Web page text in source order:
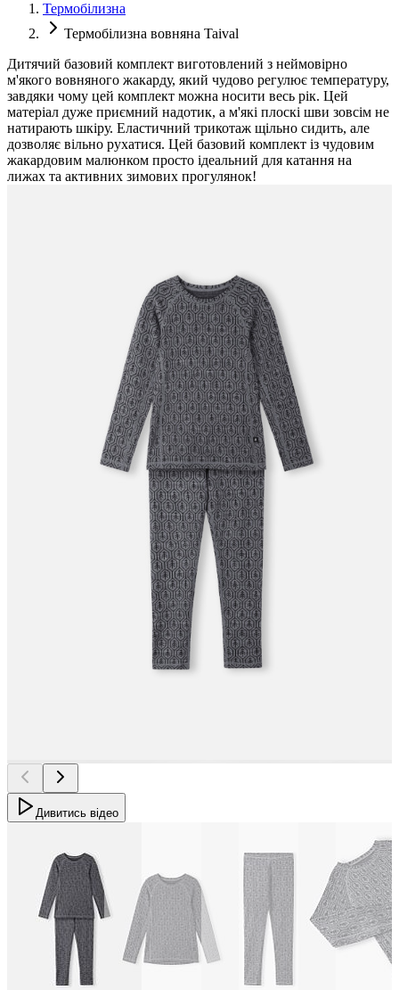
Термобілизна
Термобілизна вовняна Taival
Дитячий базовий комплект виготовлений з неймовірно
м'якого вовняного жакарду, який чудово регулює температуру,
завдяки чому цей комплект можна носити весь рік. Цей
матеріал дуже приємний надотик, а м'які плоскі шви зовсім не
натирають шкіру. Еластичний трикотаж щільно сидить, але
дозволяє вільно рухатися. Цей базовий комплект із чудовим
жакардовим малюнком просто ідеальний для катання на
лижах та активних зимових прогулянок!
Дивитись відео